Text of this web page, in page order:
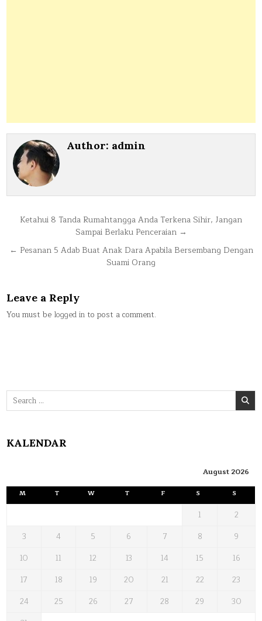
Author: admin
Post
navigation
Ketahui 8 Tanda Rumahtangga Anda Terkena Sihir, Jangan
Sampai Berlaku Penceraian →
← Pesanan 5 Adab Buat Anak Dara Apabila Bersembang Dengan
Suami Orang
Leave a Reply
You must be logged in to post a comment.
Search
for:
KALENDAR
August 2026
M T W T F S S
1
2
3
4 5 6 7 8
9
10
11 12 13 14 15
16
17
18 19 20 21 22
23
24
25 26 27 28 29
30